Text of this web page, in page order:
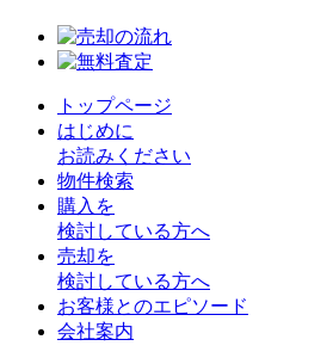
トップページ
はじめに
お読みください
物件検索
購入を
検討している方へ
売却を
検討している方へ
お客様とのエピソード
会社案内